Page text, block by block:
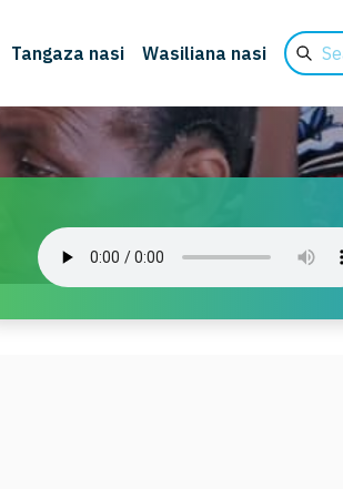
Tangaza nasi Wasiliana nasi
Search
for